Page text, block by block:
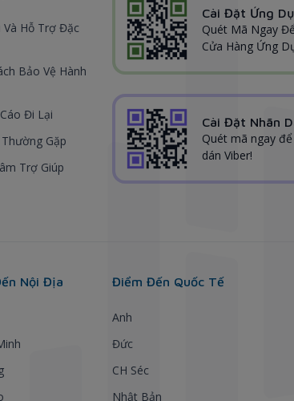
Và Hỗ Trợ Đặc
Bảo Vệ Hành
Đi Lại
Gặp
Trợ Giúp
Cài Đặt Ứng
Quét Mã Ngay
Cửa Hàng Ứng
Cài Đặt Nhãn
Quét mã ngay
dán Viber!
Nội Địa Điểm Đến Quốc Tế
Anh
Đức
CH Séc
Nhật Bản